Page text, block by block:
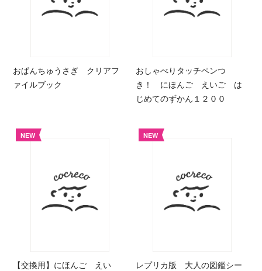
おぱんちゅうさぎ クリアフ
ァイルブック
おしゃべりタッチペンつ
き！ にほんご えいご は
じめてのずかん１２００
NEW
【交換用】にほんご えい
NEW
レプリカ版 大人の図鑑シー